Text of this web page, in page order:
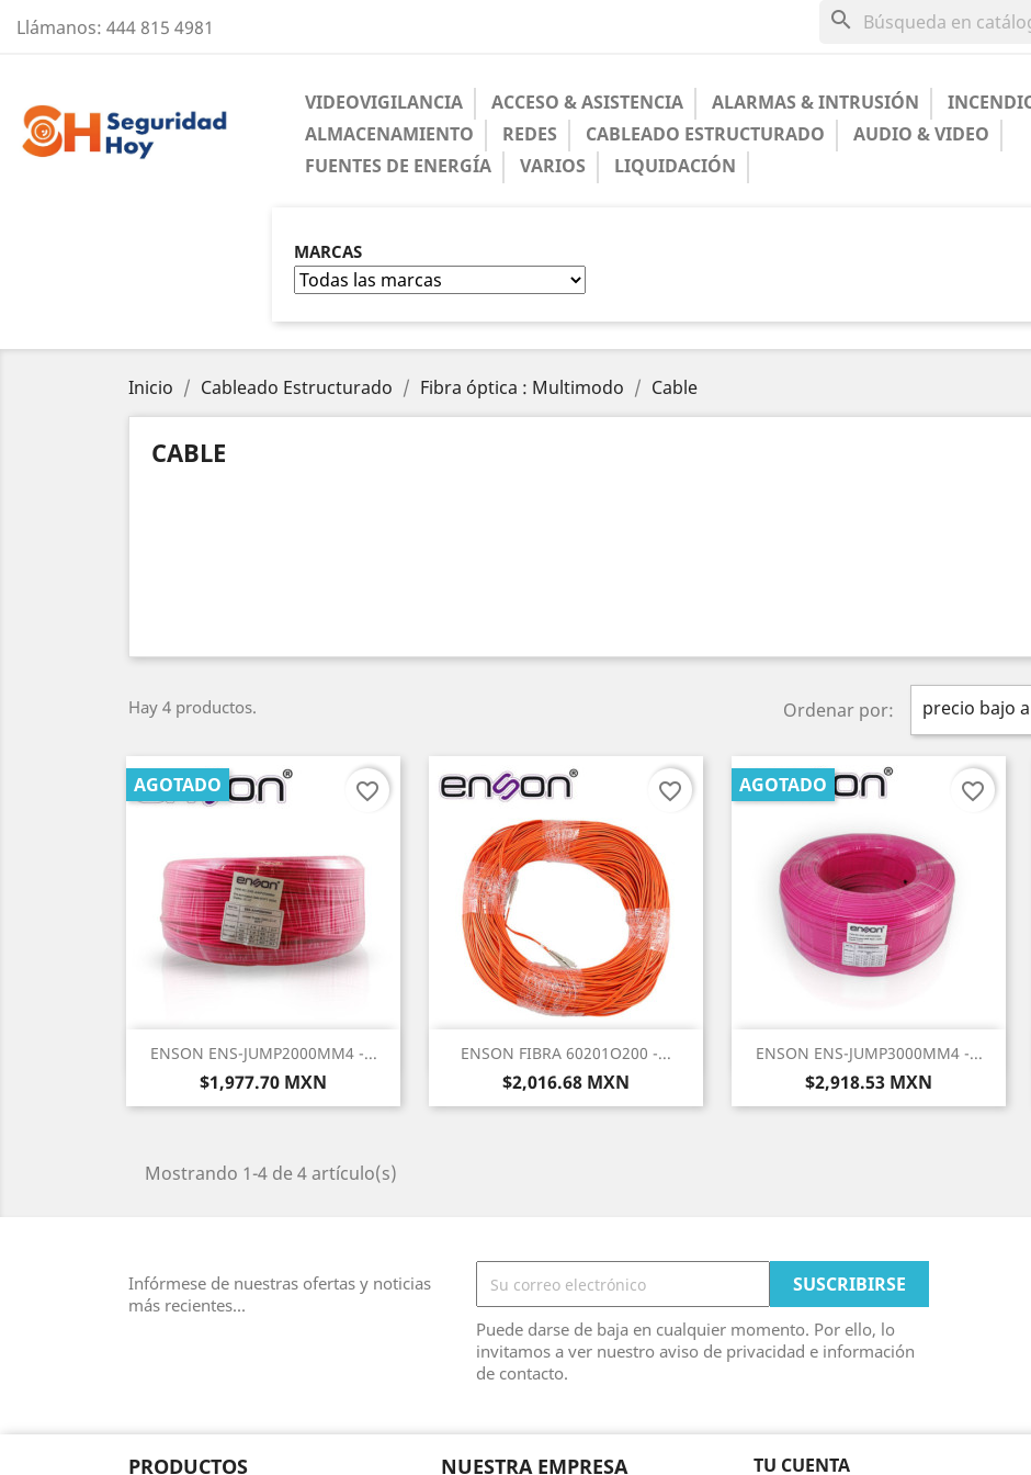
Llámanos: 444 815 4981 search
VIDEOVIGILANCIA ACCESO & ASISTENCIA ALARMAS & INTRUSIÓN
ALMACENAMIENTO
REDES CABLEADO ESTRUCTURADO
AUDIO & VIDEO
FUENTES DE ENERGÍA
VARIOS LIQUIDACIÓN
MARCAS
Inicio Cableado Estructurado Fibra óptica : Multimodo Cable
CABLE
Hay 4 productos. Ordenar por: precio bajo
ENSON ENS-JUMP2000MM4 -...
Precio
$1,977.70 MXN
AGOTADO
Vista rápida
favorite_border
ENSON FIBRA 60201O200 -...
Precio
$2,016.68 MXN
Vista rápida
favorite_border
ENSON ENS-JUMP3000MM4 -...
Precio
$2,918.53 MXN
AGOTADO
Vista rápida
favorite_border
Mostrando 1-4 de 4 artículo(s)
Infórmese de nuestras ofertas y noticias
más recientes...
Puede darse de baja en cualquier momento. Por ello, lo
invitamos a ver nuestro aviso de privacidad e información
de contacto.
PRODUCTOS NUESTRA EMPRESA TU CUENTA